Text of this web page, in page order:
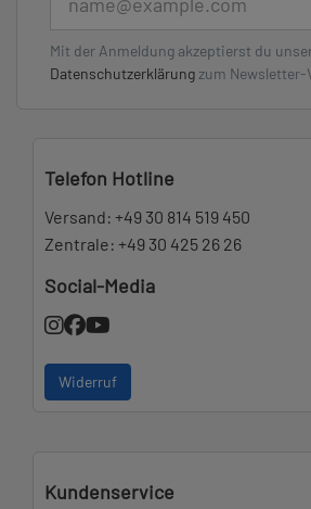
Mit der Anmeldung akzeptierst du
Datenschutzerklärung zum Newsletter-
Telefon Hotline
Versand: +49 30 814 519 450
Zentrale: +49 30 425 26 26
Social-Media
Widerruf
Kundenservice